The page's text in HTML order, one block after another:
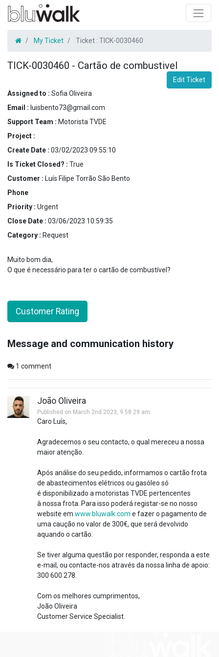
My Ticket Ticket : TICK-0030460
TICK-0030460 - Cartão de combustivel
Edit Ticket
Assigned to : Sofia Oliveira
Email : luisbento73@gmail.com
Support Team : Motorista TVDE
Project :
Create Date : 03/02/2023 09:55:10
Is Ticket Closed? : True
Customer : Luís Filipe Torrão São Bento
Phone
Priority : Urgent
Close Date : 03/06/2023 10:59:35
Category : Request
Muito bom dia,
O que é necessário para ter o cartão de combustível?
Customer Rating
Message and communication history
1 comment
João Oliveira
Published on March 2nd 2023, 9:58:29 am
Caro Luís,
Agradecemos o seu contacto, o qual mereceu a nossa
maior atenção.
Após análise do seu pedido, informamos o cartão frota
de abastecimentos elétricos ou gasóleo só
é disponibilizado a motoristas TVDE pertencentes
à nossa frota. Para isso poderá registar-se no nosso
website em www.bluwalk.com e fazer o pagamento de
uma caução no valor de 300€, que será devolvido
aquando o cartão.
Se tiver alguma questão por responder, responda a este
e-mail, ou contacte-nos através da nossa linha de apoio:
300 600 278.
Com os melhores cumprimentos,
João Oliveira
Customer Service Specialist.